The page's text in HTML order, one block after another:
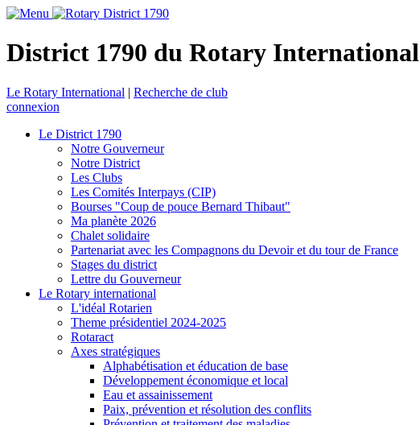
District 1790 du Rotary International
Le Rotary International | Recherche de club
connexion
Le District 1790
Notre Gouverneur
Notre District
Les Clubs
Les Comités Interpays (CIP)
Bourses "Coup de pouce Bernard Thibaut"
Ma planète 2026
Chalet solidaire
Partenariat avec les Compagnons du Devoir et du tour de France
Stages du district
Lettre du Gouverneur
Le Rotary international
L'idéal Rotarien
Theme présidentiel 2024-2025
Rotaract
Axes stratégiques
Alphabétisation et éducation de base
Développement économique et local
Eau et assainissement
Paix, prévention et résolution des conflits